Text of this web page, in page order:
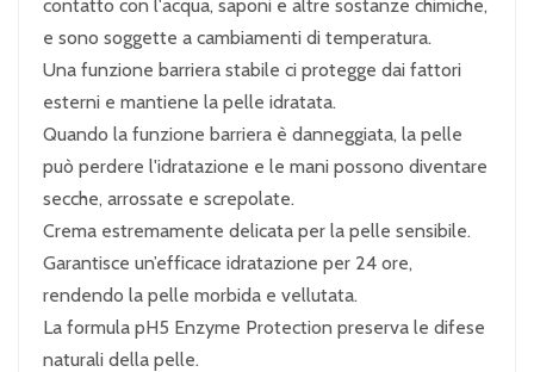
contatto con l'acqua, saponi e altre sostanze chimiche,
e sono soggette a cambiamenti di temperatura.
Una funzione barriera stabile ci protegge dai fattori
esterni e mantiene la pelle idratata.
Quando la funzione barriera è danneggiata, la pelle
può perdere l'idratazione e le mani possono diventare
secche, arrossate e screpolate.
Crema estremamente delicata per la pelle sensibile.
Garantisce un’efficace idratazione per 24 ore,
rendendo la pelle morbida e vellutata.
La formula pH5 Enzyme Protection preserva le difese
naturali della pelle.